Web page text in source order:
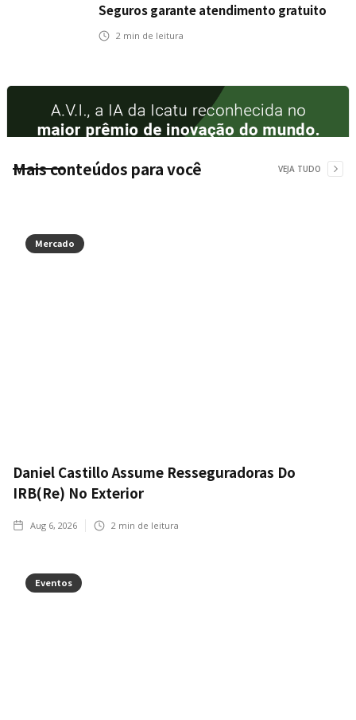
Seguros garante atendimento gratuito
na Ponte Rio-Niterói
2 min de leitura
Mais conteúdos para você VEJA TUDO
Mercado
Daniel Castillo Assume Resseguradoras Do
IRB(Re) No Exterior
Aug 6, 2026 2 min de leitura
Eventos